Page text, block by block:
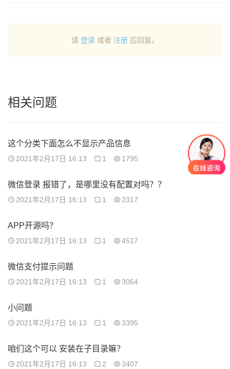
请 登录 或者 注册 后回复。
相关问题
这个分类下面怎么不显示产品信息
2021年2月17日 16:13 1 1795
微信登录 报错了，是哪里没有配置对吗？？
2021年2月17日 16:13 1 2317
APP开源吗？
2021年2月17日 16:13 1 4517
微信支付提示问题
2021年2月17日 16:13 1 3064
小问题
2021年2月17日 16:13 1 3395
咱们这个可以 安装在子目录嘛？
2021年2月17日 16:13 2 3407